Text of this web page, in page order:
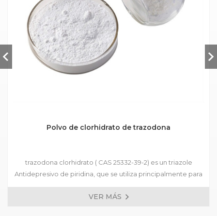
Polvo de clorhidrato de trazodona
trazodona clorhidrato ( CAS 25332-39-2) es un triazole
Antidepresivo de piridina, que se utiliza principalmente para
tratar varios tipos de depresión, trastornos de ansiedad
acompañados de síntomas depresivos y trastornos del
VER MÁS